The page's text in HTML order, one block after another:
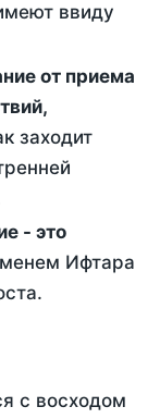
ввиду
заходит
Ифтара
с восходом